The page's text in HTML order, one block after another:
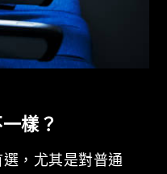
樣？
，尤其是對普通